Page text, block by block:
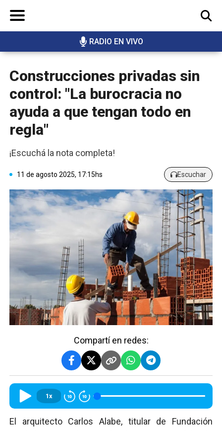
RADIO EN VIVO
BUSCAR
Construcciones privadas sin
control: "La burocracia no
ayuda a que tengan todo en
regla"
¡Escuchá la nota completa!
11 de agosto 2025, 17:15hs Escuchar
Compartí en redes:
1x
El arquitecto Carlos Alabe, titular de Fundación